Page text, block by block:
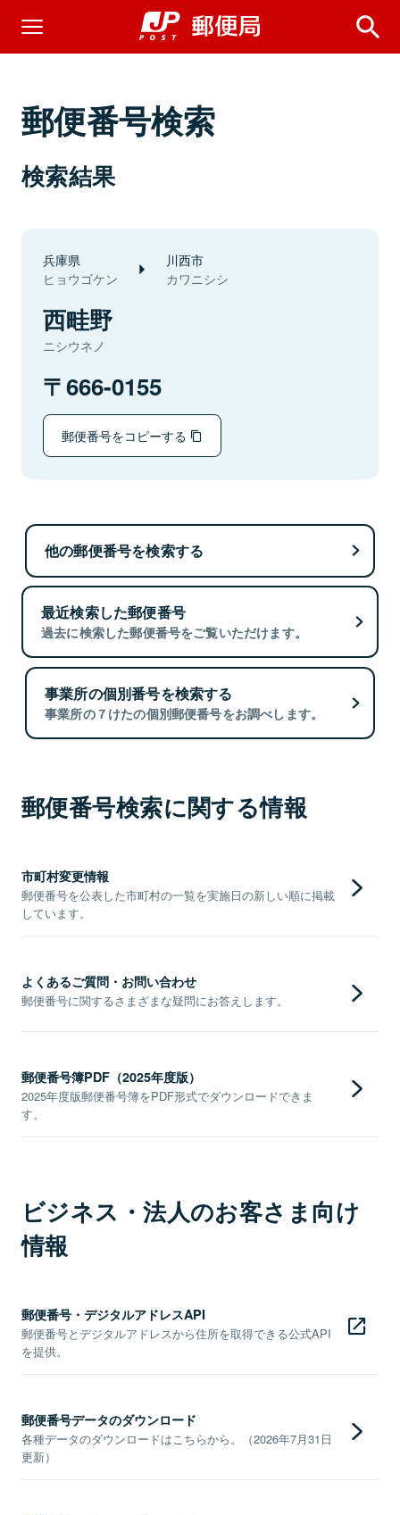
郵便番号検索
検索結果
兵庫県
ヒョウゴケン
川西市
カワニシシ
西畦野
ニシウネノ
666-0155
郵便番号をコピーする
他の郵便番号を検索する
最近検索した郵便番号
過去に検索した郵便番号をご覧いただけます。
事業所の個別番号を検索する
事業所の７けたの個別郵便番号をお調べします。
郵便番号検索に関する情報
市町村変更情報
郵便番号を公表した市町村の一覧を実施日の新しい順に掲載
しています。
よくあるご質問・お問い合わせ
郵便番号に関するさまざまな疑問にお答えします。
郵便番号簿PDF（2025年度版）
2025年度版郵便番号簿をPDF形式でダウンロードできま
す。
ビジネス・法人のお客さま向け
情報
郵便番号・デジタルアドレスAPI
郵便番号とデジタルアドレスから住所を取得できる公式API
を提供。
郵便番号データのダウンロード
各種データのダウンロードはこちらから。（2026年7月31日
更新）